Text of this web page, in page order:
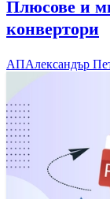
Плюсове и
конвертори
АПАлександър